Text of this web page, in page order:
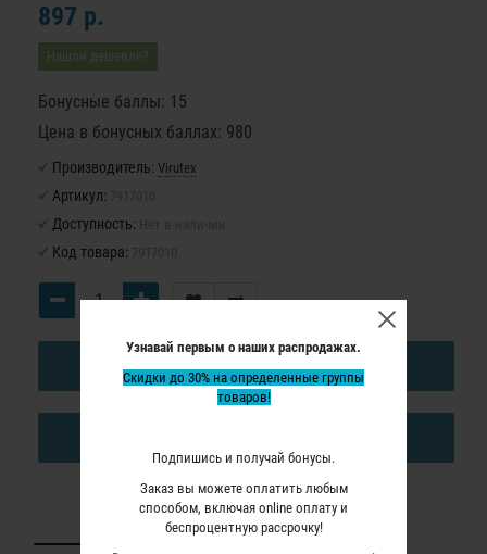
Узнавай первым о наших распродажах.
Скидки до 30% на определенные группы
товаров!
Подпишись и получай бонусы.
Заказ вы можете оплатить любым
способом, включая online оплату и
беспроцентную рассрочку!
897 р.
Нашли дешевле?
Бонусные баллы: 15
Цена в бонусных баллах: 980
Производитель: Virutex
Артикул:
Доступность:
Код товара:
В КОРЗИНУ